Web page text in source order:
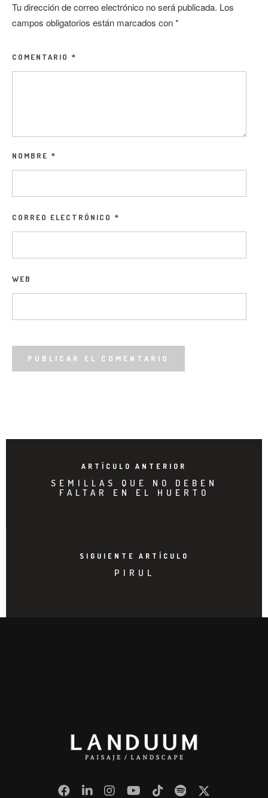
Tu dirección de correo electrónico no será publicada. Los
campos obligatorios están marcados con*
COMENTARIO *
NOMBRE *
CORREO ELECTRÓNICO *
WEB
ARTÍCULO ANTERIOR
SEMILLAS QUE NO DEBEN
FALTAR EN EL HUERTO
SIGUIENTE ARTÍCULO
PIRUL